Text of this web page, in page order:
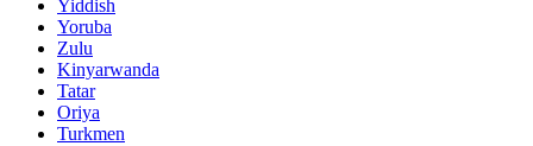
Yiddish
Yoruba
Zulu
Kinyarwanda
Tatar
Oriya
Turkmen